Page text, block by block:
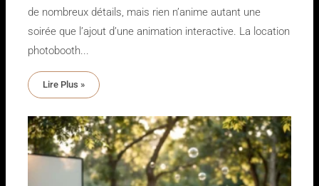
de nombreux détails, mais rien n’anime autant une
soirée que l’ajout d’une animation interactive. La location
photobooth...
Lire Plus »